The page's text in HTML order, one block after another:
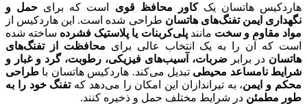
هاردکیس هاتسان یککاور محافظ قوی است که برای حمل و
نگهداری ایمن تفنگ‌های هاتسان طراحی شده است. این هاردکیس از
مواد مقاوم و سخت مانندپلی‌کربنات یا پلاستیک فشرده ساخته شده
است که آن را به یک انتخاب عالی برای محافظت از تفنگ‌های
هاتسان در برابر ضربات، آسیب‌های فیزیکی، رطوبت، گرد و غبار و
شرایط نامساعد محیطی تبدیل می‌کند. هاردکیس هاتسان با طراحی
محکم و ایمن، به تیراندازان این امکان را می‌دهد کهتفنگ خود را به
طور مطمئن در شرایط مختلف حمل و ذخیره کنند.